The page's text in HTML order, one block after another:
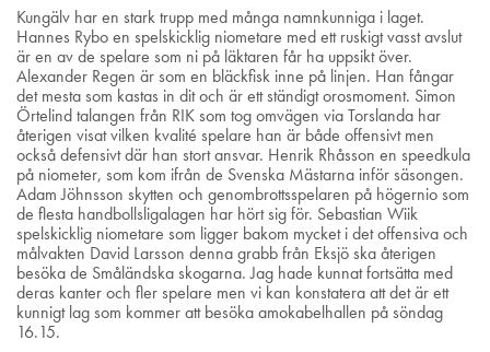
Kungälv har en stark trupp med många namnkunniga i laget.
Hannes Rybo en spelskicklig niometare med ett ruskigt vasst avslut
är en av de spelare som ni på läktaren får ha uppsikt över.
Alexander Regen är som en bläckfisk inne på linjen. Han fångar
det mesta som kastas in dit och är ett ständigt orosmoment. Simon
Örtelind talangen från RIK som tog omvägen via Torslanda har
återigen visat vilken kvalité spelare han är både offensivt men
också defensivt där han stort ansvar. Henrik Rhåsson en speedkula
på niometer, som kom ifrån de Svenska Mästarna inför säsongen.
Adam Jöhnsson skytten och genombrottsspelaren på högernio som
de flesta handbollsligalagen har hört sig för. Sebastian Wiik
spelskicklig niometare som ligger bakom mycket i det offensiva och
målvakten David Larsson denna grabb från Eksjö ska återigen
besöka de Småländska skogarna. Jag hade kunnat fortsätta med
deras kanter och fler spelare men vi kan konstatera att det är ett
kunnigt lag som kommer att besöka amokabelhallen på söndag
16.15.